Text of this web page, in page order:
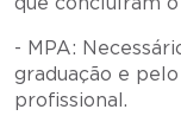
- MPA:
graduação e
profissional.